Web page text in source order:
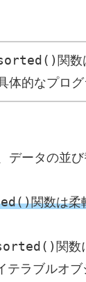
関
体的なプロ
データの並
関数は柔
関数
テラブルオ